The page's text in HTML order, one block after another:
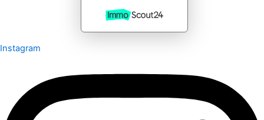
Instagram